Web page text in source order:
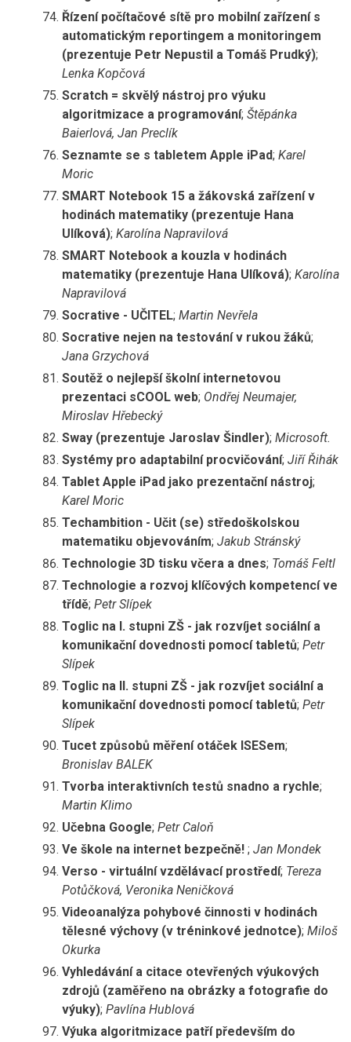
Řízení počítačové sítě pro mobilní zařízení s
automatickým reportingem a monitoringem
(prezentuje Petr Nepustil a Tomáš Prudký);
Lenka Kopčová
Scratch = skvělý nástroj pro výuku
algoritmizace a programování; Štěpánka
Baierlová, Jan Preclík
Seznamte se s tabletem Apple iPad; Karel
Moric
SMART Notebook 15 a žákovská zařízení v
hodinách matematiky (prezentuje Hana
Ulíková); Karolína Napravilová
SMART Notebook a kouzla v hodinách
matematiky (prezentuje Hana Ulíková); Karolína
Napravilová
Socrative - UČITEL; Martin Nevřela
Socrative nejen na testování v rukou žáků;
Jana Grzychová
Soutěž o nejlepší školní internetovou
prezentaci sCOOL web; Ondřej Neumajer,
Miroslav Hřebecký
Sway (prezentuje Jaroslav Šindler); Microsoft.
Systémy pro adaptabilní procvičování; Jiří Řihák
Tablet Apple iPad jako prezentační nástroj;
Karel Moric
Techambition - Učit (se) středoškolskou
matematiku objevováním; Jakub Stránský
Technologie 3D tisku včera a dnes; Tomáš Feltl
Technologie a rozvoj klíčových kompetencí ve
třídě; Petr Slípek
Toglic na I. stupni ZŠ - jak rozvíjet sociální a
komunikační dovednosti pomocí tabletů; Petr
Slípek
Toglic na II. stupni ZŠ - jak rozvíjet sociální a
komunikační dovednosti pomocí tabletů; Petr
Slípek
Tucet způsobů měření otáček ISESem;
Bronislav BALEK
Tvorba interaktivních testů snadno a rychle;
Martin Klimo
Učebna Google; Petr Caloň
Ve škole na internet bezpečně! ; Jan Mondek
Verso - virtuální vzdělávací prostředí; Tereza
Potůčková, Veronika Neničková
Videoanalýza pohybové činnosti v hodinách
tělesné výchovy (v tréninkové jednotce); Miloš
Okurka
Vyhledávání a citace otevřených výukových
zdrojů (zaměřeno na obrázky a fotografie do
výuky); Pavlína Hublová
Výuka algoritmizace patří především do